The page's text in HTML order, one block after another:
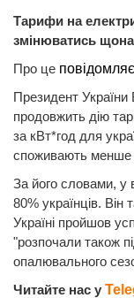
Тарифи на
змінюватись
Про це повідомляє
Президент
продовжить дію
за кВт*год для
споживають менше
За його словами, у
80% українців.
Україні пройшов
"розпочали також
опалювального
Читайте нас у